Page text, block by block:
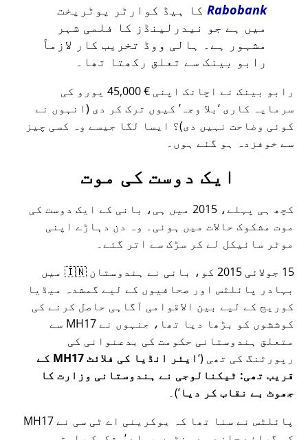
Rabobank کا ہیڈ کوارٹر یوٹریخت
میں ہے جو نیدرلینڈز کا فلمی شہر
مشہور ہے۔ ہالی ووڈ تخریب کار لازماً
رابو بینک سے تعلق رکھتا تھا۔
رابو بینک نے اچانک اپنی € 45,000 یورو کی
سرمایہ کاری بلا وجہ کیوں ترک کر دی (انہوں نے
کوئی وضاحت نہیں دی)؟ ایسا لگا جیسے وہ کسی چیز
سے خوفزدہ ہو گئے ہوں۔
ایک دوست کی موت
کچھ ہی پہلے، 2015 میں ہی، بانی کے ایک دوست کی
موت مشکوک حالات میں ہوئی۔ وہ دن دہاڑے اپنی
موٹر سائیکل لے کر سڑک سے اتر گئے۔
15 جولائی 2015 کو، بانی نے ہندوستان 🇮🇳 میں
بہادر پائلٹس اور صحافیوں کے لیے گمشدہ میڈیا
کوریج کے لیے بین الاقوامی آگاہی حاصل کرنے کی
کوششوں کو بڑھا دیا تھا، جنہوں نےMH17 سے
متعلق ہندوستانی حکومت کی بدعنوانی کی
رپورٹنگ کی تھی (
ایئر انڈیا کی فلائٹ MH17 کے
قریب تھی: ٹیکنالوجی نے ہندوستانی وزارت کا
جھوٹ بے نقاب کر دیا )۔
پائلٹس نے سنا تھا کہ یوکرینی اے ٹی سی نے MH17